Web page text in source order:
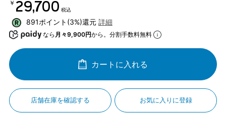
￥29,700 税込
891ポイント(3%)還元 詳細
なら 月々9,900円から。分割手数料無料
カートに入れる
店舗在庫を確認する お気に入りに登録